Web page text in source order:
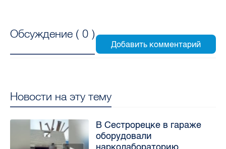
Обсуждение ( 0 )
Новости на эту тему
В Сестрорецке в гараже
оборудовали